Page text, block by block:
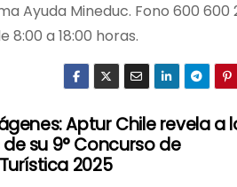
Ayuda Mineduc. Fono 600 600
8:00 a 18:00 horas.
Aptur Chile revela a
su 9° Concurso de
2025